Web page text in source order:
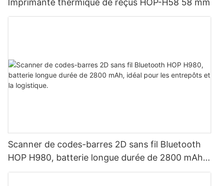
Imprimante thermique de reçus HOP-H58 58 mm
Scanner de codes-barres 2D sans fil Bluetooth
HOP H980, batterie longue durée de 2800 mAh,
idéal pour les entrepôts et la logistique.